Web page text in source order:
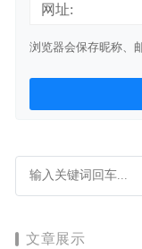
网址:
浏览器会保存昵称、
文章展示